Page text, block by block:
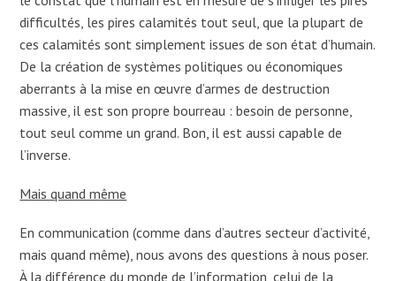
difficultés, les pires calamités tout seul, que la plupart de
ces calamités sont simplement issues de son état d’humain.
De la création de systèmes politiques ou économiques
aberrants à la mise en œuvre d’armes de destruction
massive, il est son propre bourreau : besoin de personne,
tout seul comme un grand. Bon, il est aussi capable de
l’inverse.
Mais quand même
En communication (comme dans d’autres secteur d’activité,
mais quand même), nous avons des questions à nous poser.
À la différence du monde de l’information, celui de la